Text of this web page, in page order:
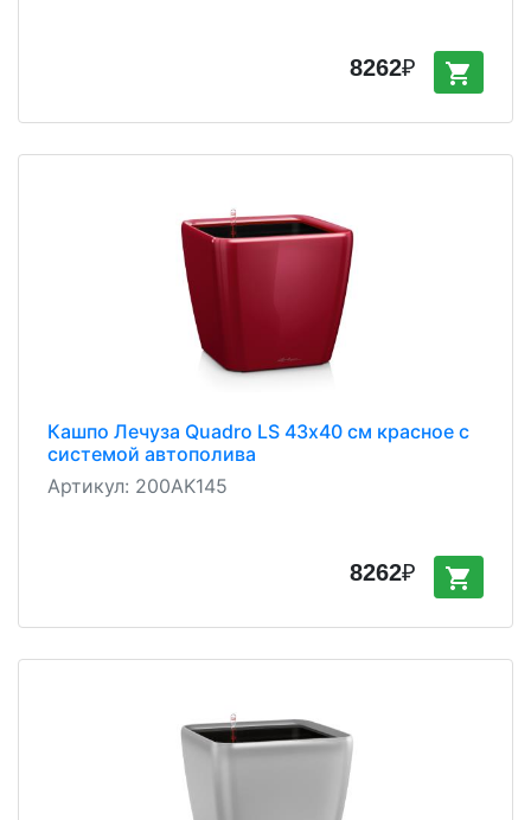
8262₽ shopping_cart
Кашпо Лечуза Quadro LS 43х40 см красное с
системой автополива
Артикул: 200AK145
8262₽ shopping_cart